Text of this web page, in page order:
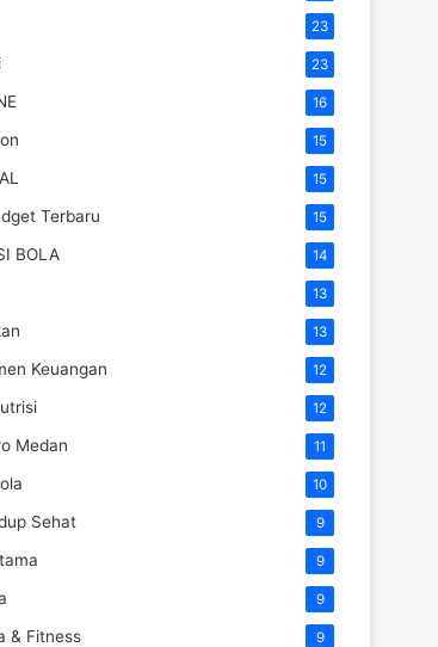
23
23
16
15
15
Terbaru 15
BOLA 14
13
13
Keuangan 12
12
Medan 11
10
Sehat 9
9
9
& Fitness 9